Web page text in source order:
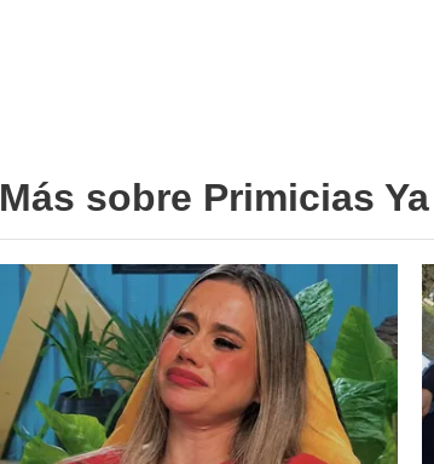
Más sobre Primicias Ya